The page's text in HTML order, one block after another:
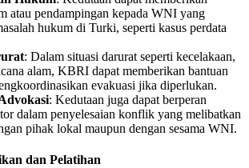
atau pendampingan kepada WNI yang
hukum di Turki, seperti kasus perdata
: Dalam situasi darurat seperti kecelakaan,
alam, KBRI dapat memberikan bantuan
evakuasi jika diperlukan.
: Kedutaan juga dapat berperan
dalam penyelesaian konflik yang melibatkan
pihak lokal maupun dengan sesama WNI.
dan Pelatihan